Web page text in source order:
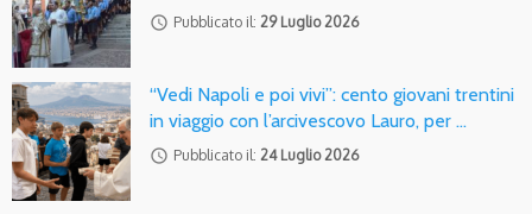
access_time Pubblicato il: 29 Luglio 2026
“Vedi Napoli e poi vivi”: cento giovani trentini
in viaggio con l’arcivescovo Lauro, per …
access_time Pubblicato il: 24 Luglio 2026